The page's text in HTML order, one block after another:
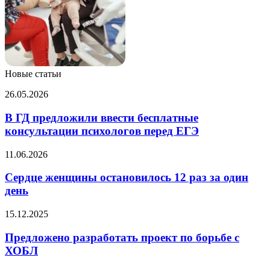
Новые статьи
В
предложили
ввести
бесплатные
психологов
ЕГЭ
26.05.2026
В ГД предложили ввести бесплатные
консультации психологов перед ЕГЭ
Сердце
остановилось
раз
один
11.06.2026
Сердце женщины остановилось 12 раз за один
день
Предложено
проект
по
борьбе
15.12.2025
Предложено разработать проект по борьбе с
ХОБЛ